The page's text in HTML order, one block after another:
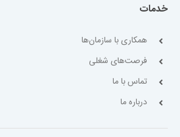
خدمات
همکاری با سازمان‌ها
فرصت‌های شغلی
تماس با ما
درباره ما